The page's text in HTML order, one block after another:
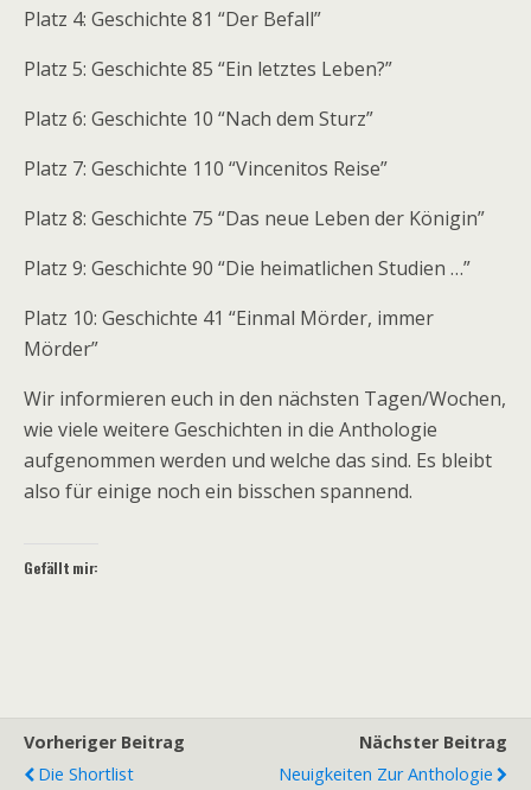
Platz 4: Geschichte 81 “Der Befall”
Platz 5: Geschichte 85 “Ein letztes Leben?”
Platz 6: Geschichte 10 “Nach dem Sturz”
Platz 7: Geschichte 110 “Vincenitos Reise”
Platz 8: Geschichte 75 “Das neue Leben der Königin”
Platz 9: Geschichte 90 “Die heimatlichen Studien …”
Platz 10: Geschichte 41 “Einmal Mörder, immer
Mörder”
Wir informieren euch in den nächsten Tagen/Wochen,
wie viele weitere Geschichten in die Anthologie
aufgenommen werden und welche das sind. Es bleibt
also für einige noch ein bisschen spannend.
Gefällt mir:
Vorheriger Beitrag
Die Shortlist
Nächster Beitrag
Neuigkeiten Zur Anthologie